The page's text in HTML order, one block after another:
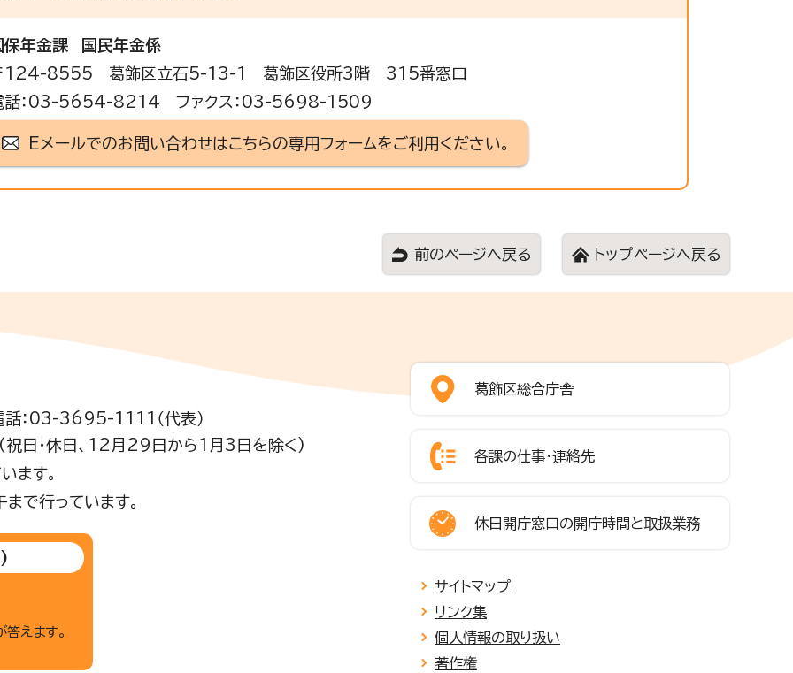
保年金課
国民年金係
124-8555 葛飾区立石5-13-1 葛飾区役所3階 315番窓口
話：03-5654-8214 ファクス：03-5698-1509
Eメールでのお問い合わせはこちらの専用フォームをご利用ください。
前のページへ戻る トップページへ戻る
話：03-3695-1111（代表）
日・休日、12月29日から1月3日を除く)
ます。
で行っています。
答えます。
葛飾区総合庁舎
各課の仕事・連絡先
休日開庁窓口の開庁時間と取扱業務
サイトマップ
リンク集
個人情報の取り扱い
著作権